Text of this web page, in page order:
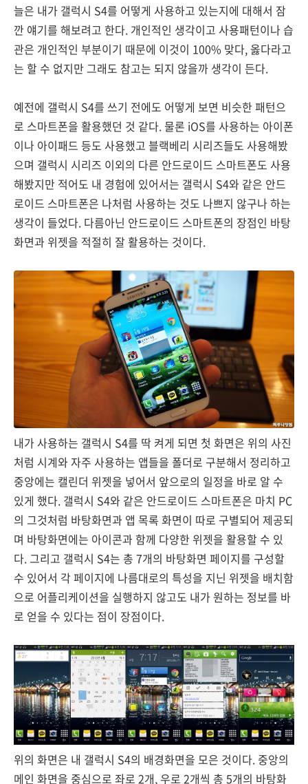
늘은 내가 갤럭시 S4를 어떻게 사용하고 있는지에 대해서 잠
깐 얘기를 해보려고 한다. 개인적인 생각이고 사용패턴이나 습
관은 개인적인 부분이기 때문에 이것이 100% 맞다, 옳다라고
는 할 수 없지만 그래도 참고는 되지 않을까 생각이 든다.
예전에 갤럭시 S4를 쓰기 전에도 어떻게 보면 비슷한 패턴으
로 스마트폰을 활용했던 것 같다. 물론 iOS를 사용하는 아이폰
이나 아이패드 등도 사용했고 블랙베리 시리즈들도 사용해봤
으며 갤럭시 시리즈 이외의 다른 안드로이드 스마트폰도 사용
해봤지만 적어도 내 경험에 있어서는 갤럭시 S4와 같은 안드
로이드 스마트폰은 나처럼 사용하는 것도 나쁘지 않구나 하는
생각이 들었다. 다름아닌 안드로이드 스마트폰의 장점인 바탕
화면과 위젯을 적절히 잘 활용하는 것이다.
내가 사용하는 갤럭시 S4를 딱 켜게 되면 첫 화면은 위의 사진
처럼 시계와 자주 사용하는 앱들을 폴더로 구분해서 정리하고
중앙에는 캘린더 위젯을 넣어서 앞으로의 일정을 바로 알 수
있게 했다. 갤럭시 S4와 같은 안드로이드 스마트폰은 마치 PC
의 그것처럼 바탕화면과 앱 목록 화면이 따로 구별되어 제공되
며 바탕화면에는 아이콘과 함께 다양한 위젯을 활용할 수 있
다. 그리고 갤럭시 S4는 총 7개의 바탕화면 페이지를 구성할
수 있어서 각 페이지에 나름대로의 특성을 지닌 위젯을 배치함
으로 어플리케이션을 실행하지 않고도 내가 원하는 정보를 바
로 얻을 수 있다는 점이 장점이다.
위의 화면은 내 갤럭시 S4의 배경화면을 모은 것이다. 중앙의
메인 화면을 중심으로 좌로 2개, 우로 2개씩 총 5개의 바탕화